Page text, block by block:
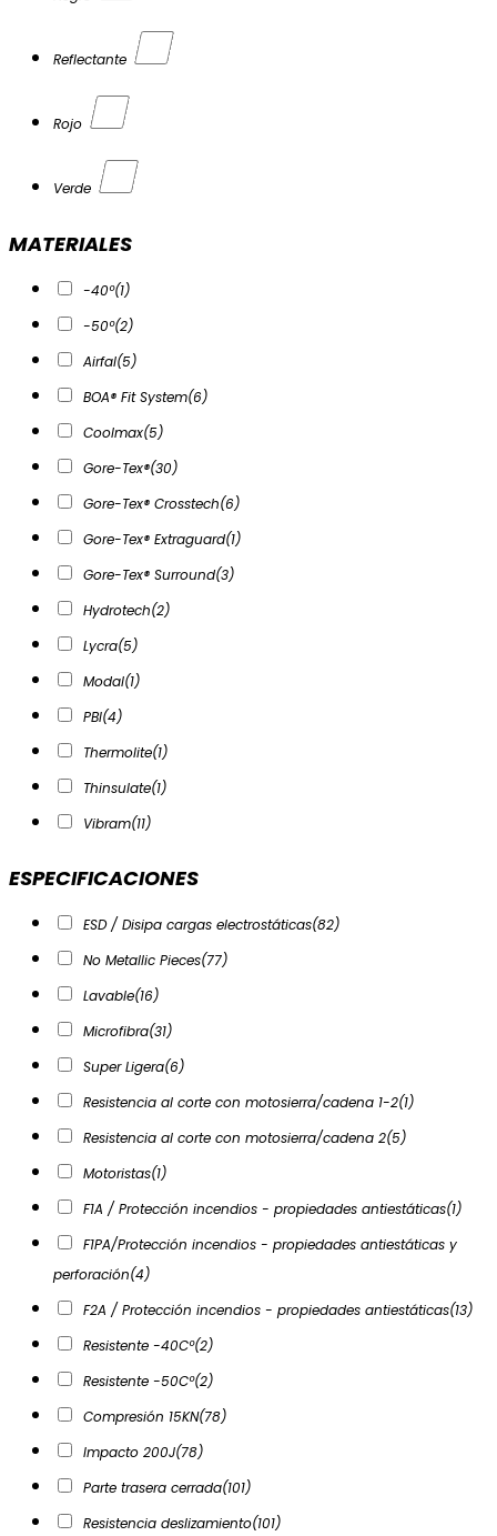
Reflectante
Rojo
Verde
MATERIALES
-40º(1)
-50º(2)
Airfal(5)
BOA® Fit System(6)
Coolmax(5)
Gore-Tex®(30)
Gore-Tex® Crosstech(6)
Gore-Tex® Extraguard(1)
Gore-Tex® Surround(3)
Hydrotech(2)
Lycra(5)
Modal(1)
PBI(4)
Thermolite(1)
Thinsulate(1)
Vibram(11)
ESPECIFICACIONES
ESD / Disipa cargas electrostáticas(82)
No Metallic Pieces(77)
Lavable(16)
Microfibra(31)
Super Ligera(6)
Resistencia al corte con motosierra/cadena 1-2(1)
Resistencia al corte con motosierra/cadena 2(5)
Motoristas(1)
F1A / Protección incendios - propiedades antiestáticas(1)
F1PA/Protección incendios - propiedades antiestáticas y
perforación(4)
F2A / Protección incendios - propiedades antiestáticas(13)
Resistente -40Cº(2)
Resistente -50Cº(2)
Compresión 15KN(78)
Impacto 200J(78)
Parte trasera cerrada(101)
Resistencia deslizamiento(101)